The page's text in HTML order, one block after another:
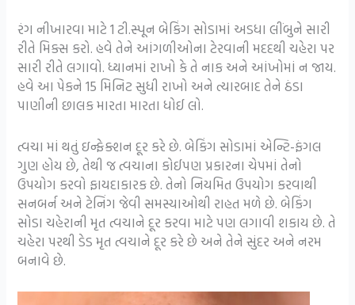
રંગ નીખારવા માટે 1 ટી.સ્પૂન બેકિંગ સોડામાં અડધા લીંબુને સારી
રીતે મિક્સ કરો. હવે તેને આંગળીઓના ટેરવાની મદદથી ચહેરા પર
સારી રીતે લગાવો. ધ્યાનમાં રાખો કે તે નાક અને આંખોમાં ન જાય.
હવે આ પેકને 15 મિનિટ સુધી રાખો અને ત્યારબાદ તેને ઠંડા
પાણીની છાલક મારતા મારતા ધોઈ લો.
ત્વચા માં થતું ઇન્ફેક્શન દૂર કરે છે. બેકિંગ સોડામાં એન્ટિ-ફંગલ
ગુણ હોય છે, તેથી જ ત્વચાના કોઈપણ પ્રકારના ચેપમાં તેનો
ઉપયોગ કરવો ફાયદાકારક છે. તેનો નિયમિત ઉપયોગ કરવાથી
સનબર્ન અને ટેનિંગ જેવી સમસ્યાઓથી રાહત મળે છે. બેકિંગ
સોડા ચહેરાની મૃત ત્વચાને દૂર કરવા માટે પણ લગાવી શકાય છે. તે
ચહેરા પરથી ડેડ મૃત ત્વચાને દૂર કરે છે અને તેને સુંદર અને નરમ
બનાવે છે.